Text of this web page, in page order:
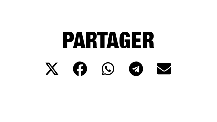
PARTAGER